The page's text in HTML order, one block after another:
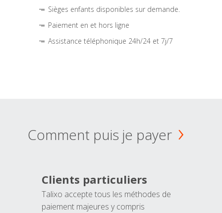
Sièges enfants disponibles sur demande.
Paiement en et hors ligne
Assistance téléphonique 24h/24 et 7j/7
Comment puis je payer
Clients particuliers
Talixo accepte tous les méthodes de
paiement majeures y compris